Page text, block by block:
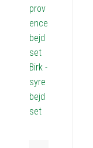
prov
ence
bejd
set
Birk -
syre
bejd
set